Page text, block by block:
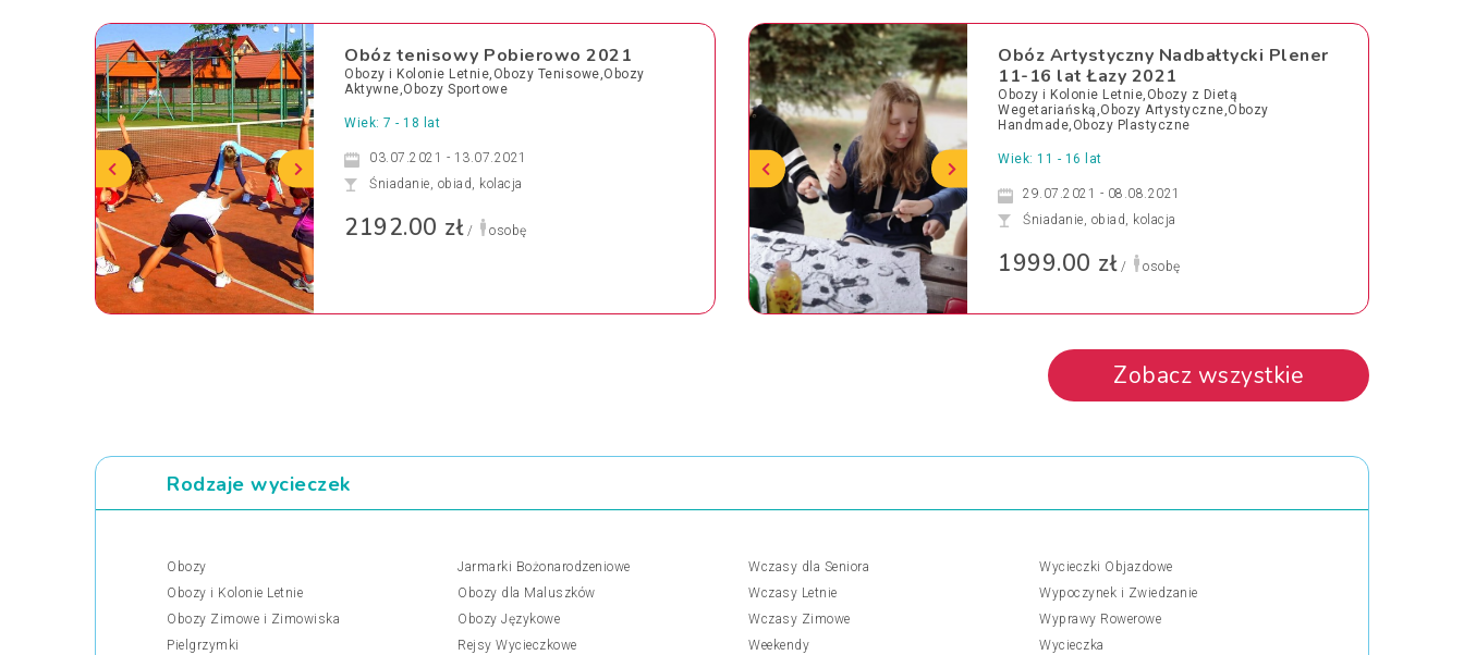
Obóz tenisowy Pobierowo 2021
Obozy i Kolonie Letnie,Obozy Tenisowe,Obozy
Aktywne,Obozy Sportowe
Wiek: 7 - 18 lat
03.07.2021 - 13.07.2021
Śniadanie, obiad, kolacja
2192.00 zł/ osobę
Obóz Artystyczny Nadbałtycki Plener
11-16 lat Łazy 2021
Obozy i Kolonie Letnie,Obozy z Dietą
Wegetariańską,Obozy Artystyczne,Obozy
Handmade,Obozy Plastyczne
Wiek: 11 - 16 lat
29.07.2021 - 08.08.2021
Śniadanie, obiad, kolacja
1999.00 zł/ osobę
Zobacz wszystkie
Rodzaje wycieczek
Obozy
Obozy i Kolonie Letnie
Obozy Zimowe i Zimowiska
Pielgrzymki
Jarmarki Bożonarodzeniowe
Obozy dla Maluszków
Obozy Językowe
Rejsy Wycieczkowe
Wczasy dla Seniora
Wczasy Letnie
Wczasy Zimowe
Weekendy
Wycieczki Objazdowe
Wypoczynek i Zwiedzanie
Wyprawy Rowerowe
Wycieczka